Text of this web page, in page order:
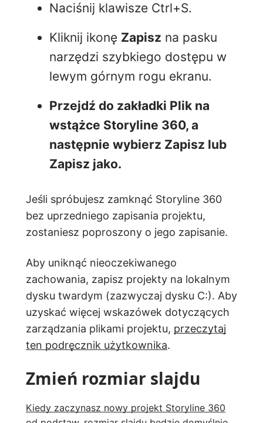
Naciśnij klawisze Ctrl+S.
Kliknij ikonę Zapisz na pasku
narzędzi szybkiego dostępu w
lewym górnym rogu ekranu.
Przejdź do zakładki Plik na
wstążce Storyline 360, a
następnie wybierz Zapisz lub
Zapisz jako.
Jeśli spróbujesz zamknąć Storyline 360
bez uprzedniego zapisania projektu,
zostaniesz poproszony o jego zapisanie.
Aby uniknąć nieoczekiwanego
zachowania, zapisz projekty na lokalnym
dysku twardym (zazwyczaj dysku C:). Aby
uzyskać więcej wskazówek dotyczących
zarządzania plikami projektu, przeczytaj
ten podręcznik użytkownika.
Zmień rozmiar slajdu
Kiedy zaczynasz nowy projekt Storyline 360